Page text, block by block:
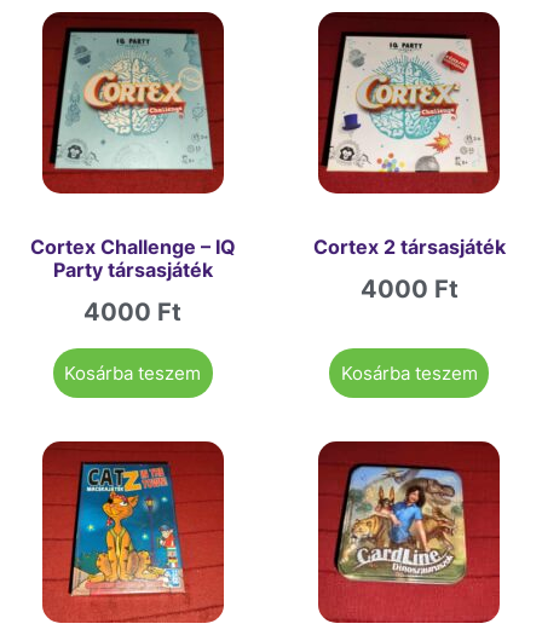
Cortex Challenge – IQ
Party társasjáték
4000 Ft
Kosárba teszem
Cortex 2 társasjáték
4000 Ft
Kosárba teszem